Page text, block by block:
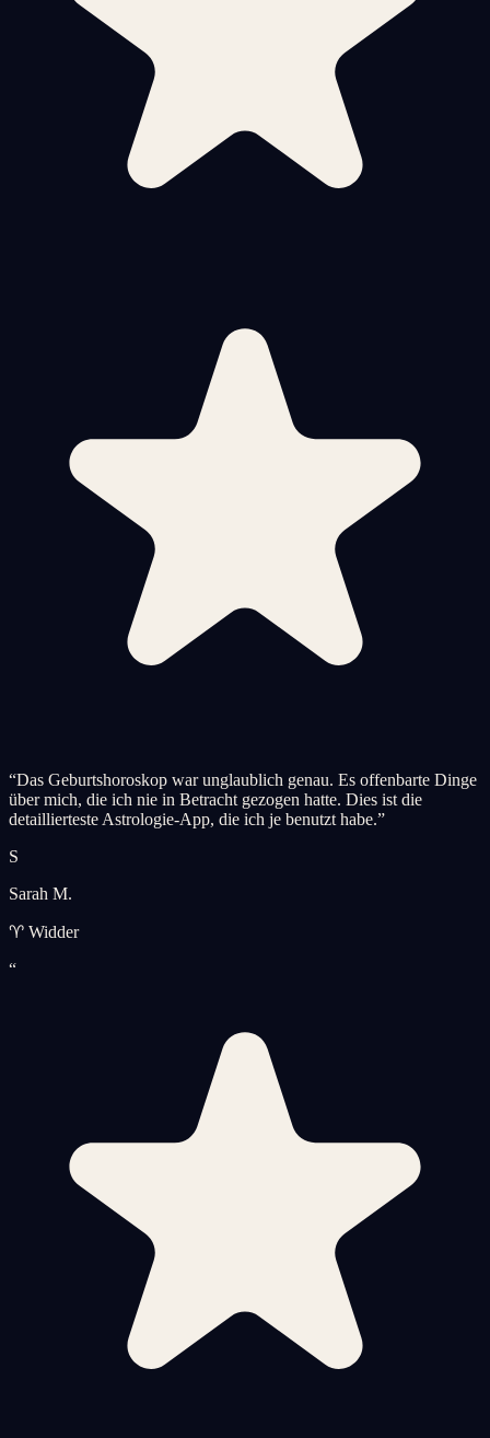
“Das Geburtshoroskop war unglaublich genau. Es offenbarte Dinge
über mich, die ich nie in Betracht gezogen hatte. Dies ist die
detaillierteste Astrologie-App, die ich je benutzt habe.”
S
Sarah M.
♈ Widder
“